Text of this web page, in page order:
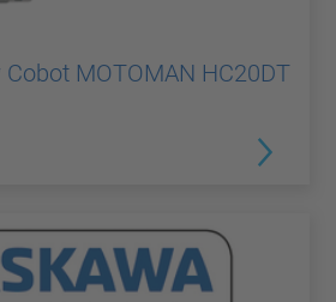
Cobot MOTOMAN HC20DT